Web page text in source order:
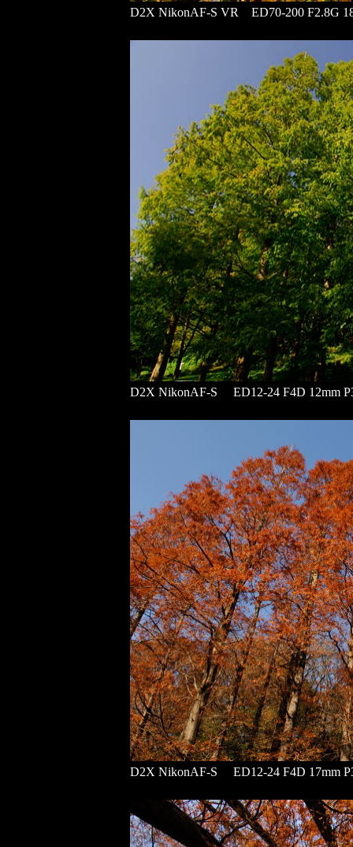
D2X NikonAF-S VR ED70-200 F2.8G
D2X NikonAF-S ED12-24 F4D 12mm
D2X NikonAF-S ED12-24 F4D 17mm